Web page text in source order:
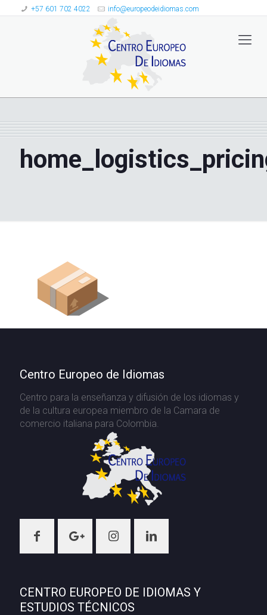
+57 601 702 4022 info@europeodeidiomas.com
Centro Europeo de Idiomas
Centro para la enseñanza y difusión de los idiomas y
de la cultura europea miembro de la Camara de
comercio italiana para Colombia.
CENTRO EUROPEO DE IDIOMAS Y
ESTUDIOS TÉCNICOS